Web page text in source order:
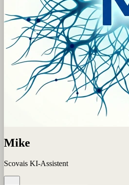
Mike
Scovais KI-Assistent